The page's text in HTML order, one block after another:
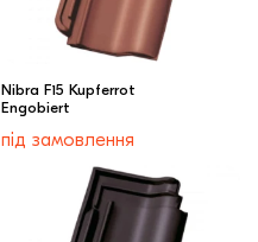
Nibra F15 Kupferrot
Engobiert
під замовлення